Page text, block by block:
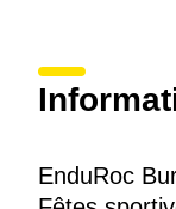
EnduRoc